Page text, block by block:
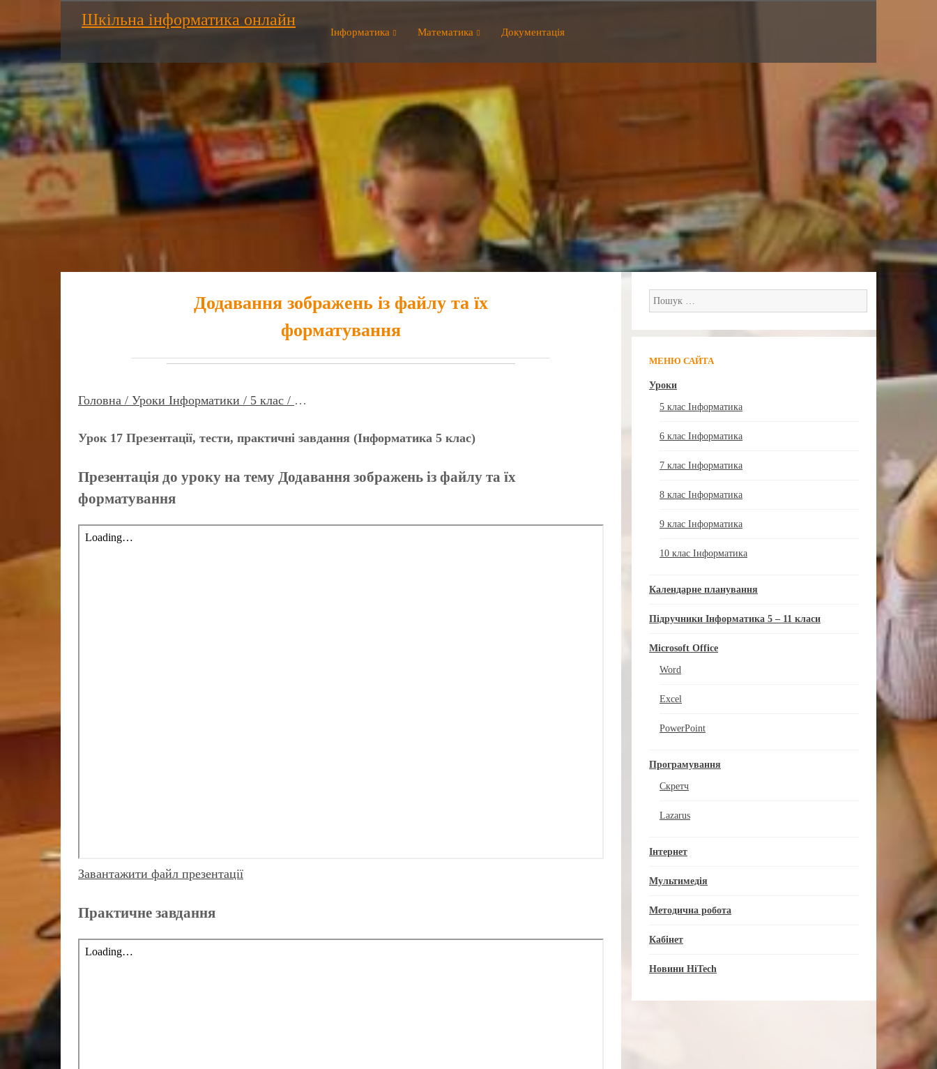
Шкільна інформатика онлайн
Інформатика Математика Документація
Додавання зображень із файлу та їх
форматування
Головна / Уроки Інформатики / 5 клас / …
Урок 17 Презентації, тести, практичні завдання (Інформатика 5 клас)
Презентація до уроку на тему Додавання зображень із файлу та їх
форматування
Завантажити файл презентації
Практичне завдання
Пошук:
МЕНЮ САЙТА
Уроки
5 клас Інформатика
6 клас Інформатика
7 клас Інформатика
8 клас Інформатика
9 клас Інформатика
10 клас Інформатика
Календарне планування
Підручники Інформатика 5 – 11 класи
Microsoft Office
Word
Excel
PowerPoint
Програмування
Скретч
Lazarus
Інтернет
Мультимедія
Методична робота
Кабінет
Новини HiTech